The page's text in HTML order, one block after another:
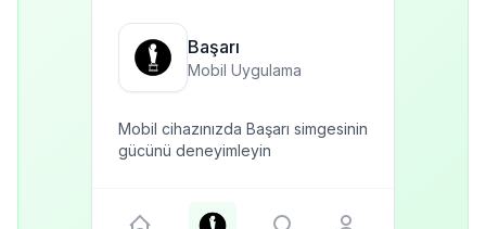
Başarı
Mobil Uygulama
Mobil cihazınızda Başarı simgesinin
gücünü deneyimleyin